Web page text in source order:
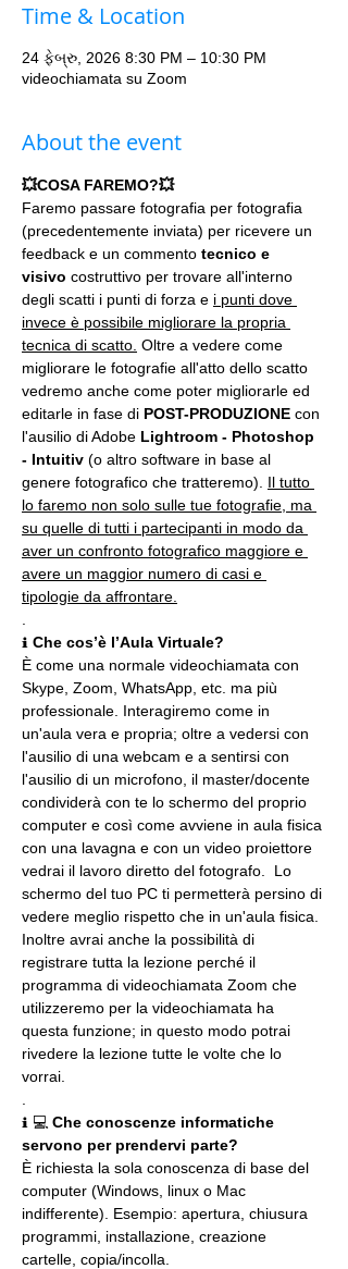
Time & Location
24 ફેબ્રુ, 2026 8:30 PM – 10:30 PM
videochiamata su Zoom
About the event
💥COSA FAREMO?💥
Faremo passare fotografia per fotografia
(precedentemente inviata) per ricevere un
feedback e un commento tecnico e
visivo costruttivo per trovare all'interno
degli scatti i punti di forza e i punti dove
invece è possibile migliorare la propria
tecnica di scatto. Oltre a vedere come
migliorare le fotografie all'atto dello scatto
vedremo anche come poter migliorarle ed
editarle in fase di POST-PRODUZIONE con
l'ausilio di Adobe Lightroom - Photoshop
- Intuitiv (o altro software in base al
genere fotografico che tratteremo). Il tutto
lo faremo non solo sulle tue fotografie, ma
su quelle di tutti i partecipanti in modo da
aver un confronto fotografico maggiore e
avere un maggior numero di casi e
tipologie da affrontare.
ℹ Che cos’è l’Aula Virtuale?
È come una normale videochiamata con
Skype, Zoom, WhatsApp, etc. ma più
professionale. Interagiremo come in
un'aula vera e propria; oltre a vedersi con
l'ausilio di una webcam e a sentirsi con
l'ausilio di un microfono, il master/docente
condividerà con te lo schermo del proprio
computer e così come avviene in aula fisica
con una lavagna e con un video proiettore
vedrai il lavoro diretto del fotografo.  Lo
schermo del tuo PC ti permetterà persino di
vedere meglio rispetto che in un'aula fisica.
Inoltre avrai anche la possibilità di
registrare tutta la lezione perché il
programma di videochiamata Zoom che
utilizzeremo per la videochiamata ha
questa funzione; in questo modo potrai
rivedere la lezione tutte le volte che lo
vorrai.
ℹ 💻 Che conoscenze informatiche
servono per prendervi parte?
È richiesta la sola conoscenza di base del
computer (Windows, linux o Mac
indifferente). Esempio: apertura, chiusura
programmi, installazione, creazione
cartelle, copia/incolla.